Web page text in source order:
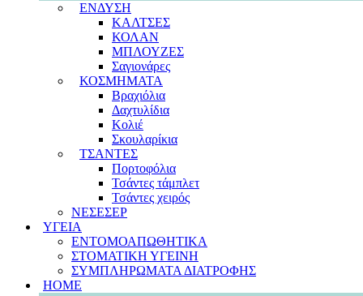
ΕΝΔΥΣΗ
ΚΑΛΤΣΕΣ
ΚΟΛΑΝ
ΜΠΛΟΥΖΕΣ
Σαγιονάρες
ΚΟΣΜΗΜΑΤΑ
Βραχιόλια
Δαχτυλίδια
Κολιέ
Σκουλαρίκια
ΤΣΑΝΤΕΣ
Πορτοφόλια
Τσάντες τάμπλετ
Τσάντες χειρός
ΝΕΣΕΣΕΡ
ΥΓΕΙΑ
ΕΝΤΟΜΟΑΠΩΘΗΤΙΚΑ
ΣΤΟΜΑΤΙΚΗ ΥΓΕΙΝΗ
ΣΥΜΠΛΗΡΩΜΑΤΑ ΔΙΑΤΡΟΦΗΣ
HOME